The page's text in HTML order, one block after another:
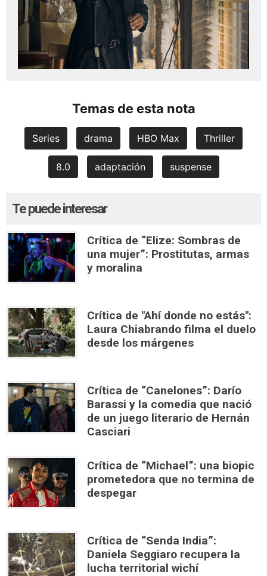
Temas de esta nota
Series drama HBO Max Thriller
8.0 adaptación suspense
Te puede interesar
Crítica de “Elize: Sombras de
una mujer”: Prostitutas, armas
y moralina
Crítica de "Ahí donde no estás":
Laura Chiabrando filma el duelo
desde los márgenes
Crítica de “Canelones”: Darío
Barassi y la comedia que nació
de un juego literario de Hernán
Casciari
Crítica de “Michael”: una biopic
prometedora que no termina de
despegar
Crítica de “Senda India”:
Daniela Seggiaro recupera la
lucha territorial wichí